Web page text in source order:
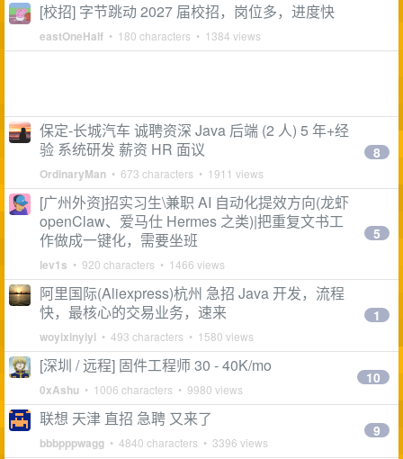
[校招] 字节跳动 2027 届校招，岗位多，进度快
eastOneHalf • 180 characters • 1384 views
保定-长城汽车 诚聘资深 Java 后端 (2 人) 5 年+经
验 系统研发 薪资 HR 面议
OrdinaryMan • 673 characters • 1911 views
8
[广州外资]招实习生\兼职 AI 自动化提效方向(龙虾
openClaw、爱马仕 Hermes 之类)|把重复文书工
作做成一键化，需要坐班
lev1s • 920 characters • 1466 views
5
阿里国际(Aliexpress)杭州 急招 Java 开发，流程
快，最核心的交易业务，速来
woyixinyiyi • 493 characters • 1580 views
1
[深圳 / 远程] 固件工程师 30 - 40K/mo
0xAshu • 1006 characters • 9980 views
10
联想 天津 直招 急聘 又来了
bbbpppwagg • 4840 characters • 3396 views
9